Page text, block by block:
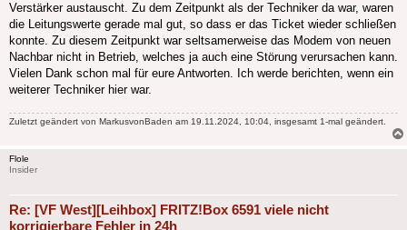
Verstärker austauscht. Zu dem Zeitpunkt als der Techniker da war, waren
die Leitungswerte gerade mal gut, so dass er das Ticket wieder schließen
konnte. Zu diesem Zeitpunkt war seltsamerweise das Modem von neuen
Nachbar nicht in Betrieb, welches ja auch eine Störung verursachen kann.
Vielen Dank schon mal für eure Antworten. Ich werde berichten, wenn ein
weiterer Techniker hier war.
Zuletzt geändert von MarkusvonBaden am 19.11.2024, 10:04, insgesamt 1-mal geändert.
Flole
Insider
Re: [VF West][Leihbox] FRITZ!Box 6591 viele nicht
korrigierbare Fehler in 24h